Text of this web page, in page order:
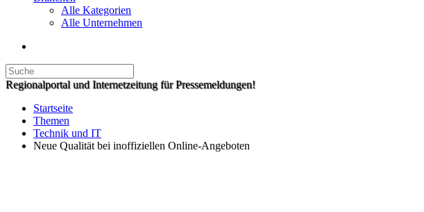
Alle Kategorien
Alle Unternehmen
Regionalportal und Internetzeitung für Pressemeldungen!
Startseite
Themen
Technik und IT
Neue Qualität bei inoffiziellen Online-Angeboten